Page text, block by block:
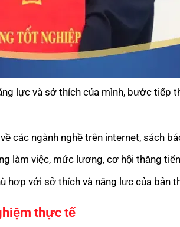
lực và sở thích của mình, bước tiếp
các ngành nghề trên internet, sách
làm việc, mức lương, cơ hội thăng
hợp với sở thích và năng lực của bản
thực tế